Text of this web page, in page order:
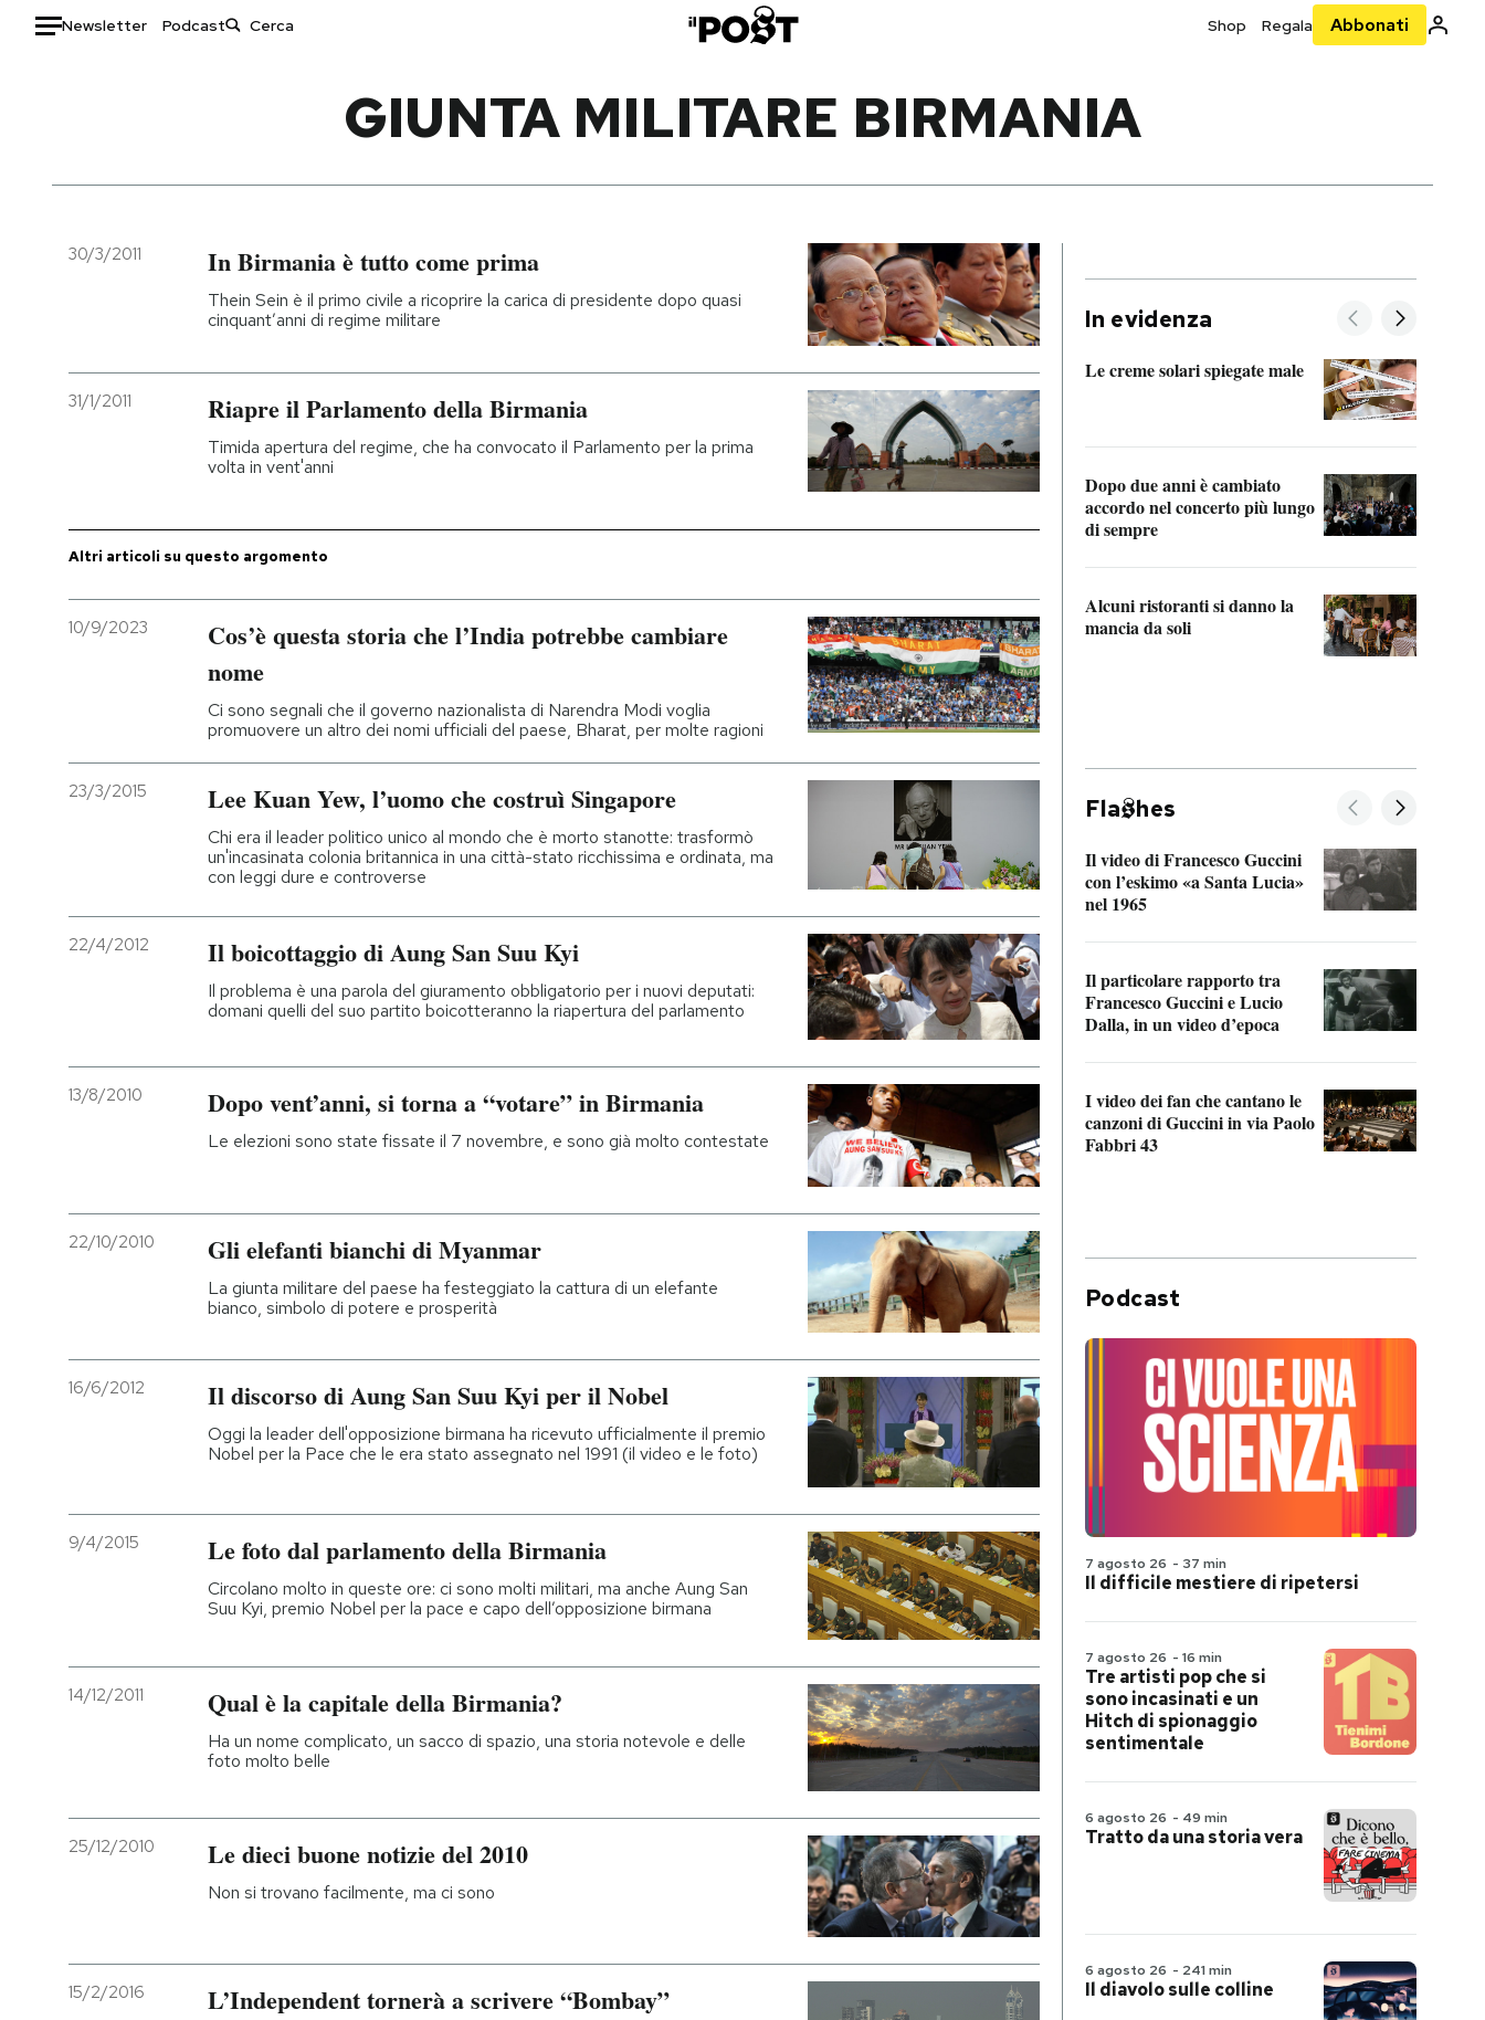
Newsletter Podcast Shop Regala Abbonati
Italia
Politica
Cultura
Economia
Moda
Ok Boomer!
Europa
Altrecose
Mondiali calcio 2026
I MIEI PREFERITI
SHOP
Entra
GIUNTA MILITARE BIRMANIA
30/3/2011 In Birmania è tutto come prima
Thein Sein è il primo civile a ricoprire la carica di presidente dopo quasi
cinquant’anni di regime militare
31/1/2011 Riapre il Parlamento della Birmania
Timida apertura del regime, che ha convocato il Parlamento per la prima
volta in vent'anni
Altri articoli su questo argomento
10/9/2023
Cos’è questa storia che l’India potrebbe cambiare
nome
Ci sono segnali che il governo nazionalista di Narendra Modi voglia
promuovere un altro dei nomi ufficiali del paese, Bharat, per molte ragioni
23/3/2015 Lee Kuan Yew, l’uomo che costruì Singapore
Chi era il leader politico unico al mondo che è morto stanotte: trasformò
un'incasinata colonia britannica in una città-stato ricchissima e ordinata, ma
con leggi dure e controverse
22/4/2012 Il boicottaggio di Aung San Suu Kyi
Il problema è una parola del giuramento obbligatorio per i nuovi deputati:
domani quelli del suo partito boicotteranno la riapertura del parlamento
13/8/2010 Dopo vent’anni, si torna a “votare” in Birmania
Le elezioni sono state fissate il 7 novembre, e sono già molto contestate
22/10/2010 Gli elefanti bianchi di Myanmar
La giunta militare del paese ha festeggiato la cattura di un elefante
bianco, simbolo di potere e prosperità
16/6/2012 Il discorso di Aung San Suu Kyi per il Nobel
Oggi la leader dell'opposizione birmana ha ricevuto ufficialmente il premio
Nobel per la Pace che le era stato assegnato nel 1991 (il video e le foto)
9/4/2015 Le foto dal parlamento della Birmania
Circolano molto in queste ore: ci sono molti militari, ma anche Aung San
Suu Kyi, premio Nobel per la pace e capo dell’opposizione birmana
14/12/2011 Qual è la capitale della Birmania?
Ha un nome complicato, un sacco di spazio, una storia notevole e delle
foto molto belle
25/12/2010 Le dieci buone notizie del 2010
Non si trovano facilmente, ma ci sono
15/2/2016 L’Independent tornerà a scrivere “Bombay”
In evidenza
Le creme solari spiegate male
Dopo due anni è cambiato
accordo nel concerto più lungo
di sempre
Alcuni ristoranti si danno la
mancia da soli
Fla hes
Il video di Francesco Guccini
con l’eskimo «a Santa Lucia»
nel 1965
Il particolare rapporto tra
Francesco Guccini e Lucio
Dalla, in un video d’epoca
I video dei fan che cantano le
canzoni di Guccini in via Paolo
Fabbri 43
Podcast
7 agosto 26 - 37 min
Il difficile mestiere di ripetersi
7 agosto 26 - 16 min
Tre artisti pop che si
sono incasinati e un
Hitch di spionaggio
sentimentale
6 agosto 26 - 49 min
Tratto da una storia vera
6 agosto 26 - 241 min
Il diavolo sulle colline